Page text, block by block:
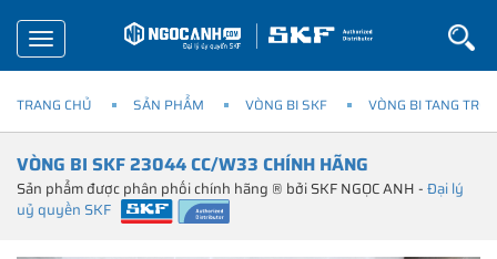
Toggle
navigation
TRANG CHỦ SẢN PHẨM VÒNG BI SKF VÒNG BI TANG
VÒNG BI SKF 23044 CC/W33 CHÍNH HÃNG
Sản phẩm được phân phối chính hãng ® bởi SKF NGỌC ANH -Đại lý
uỷ quyền SKF